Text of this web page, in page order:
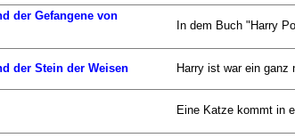
der Gefangene von
In dem Buch "Harry
der Stein der Weisen Harry ist war ein ganz
Eine Katze kommt in